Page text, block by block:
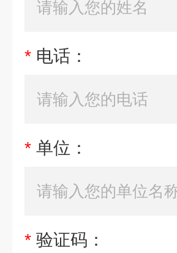
* 电话：
* 单位：
* 验证码：